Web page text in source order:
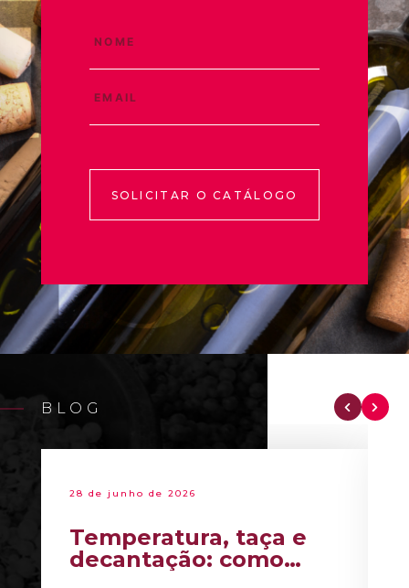
SOLICITAR O CATÁLOGO
BLOG
28 de junho de 2026
Temperatura, taça e
decantação: como